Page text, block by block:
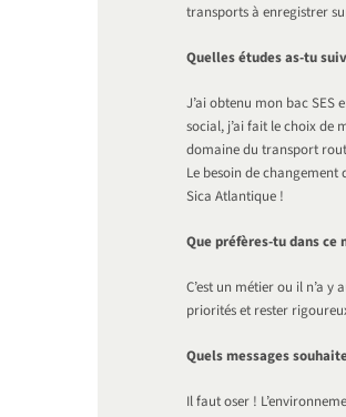
transports à enregistrer
Quelles études as-tu
J’ai obtenu mon bac SES
social, j’ai fait le choix de
domaine du transport
Le besoin de
Sica Atlantique !
Que préfères-tu dans ce
C’est un métier ou il n’a
priorités et rester
Quels messages
Il faut oser !